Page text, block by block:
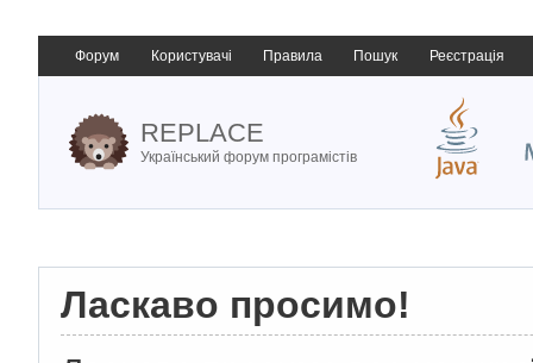
Форум Користувачі Правила Пошук Реєстрація
REPLACE
Український форум програмістів
Ласкаво просимо!